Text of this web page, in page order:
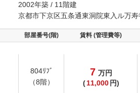
2002年築 / 11階建
京都市下京区五条通東洞院東入ル万寿
部屋番号(階) 賃料 (管理費等)
804ﾘﾌﾞ
（8階）
7 万円
(11,000 円)